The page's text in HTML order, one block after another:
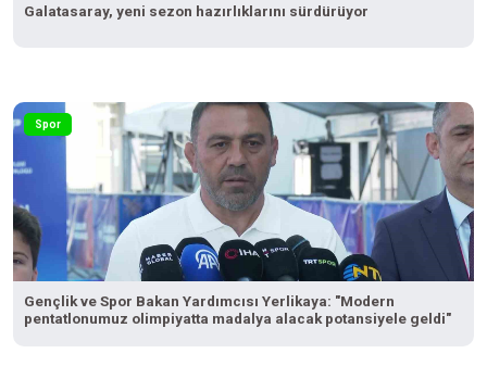
Galatasaray, yeni sezon hazırlıklarını sürdürüyor
Spor
Gençlik ve Spor Bakan Yardımcısı Yerlikaya: "Modern
pentatlonumuz olimpiyatta madalya alacak potansiyele geldi"